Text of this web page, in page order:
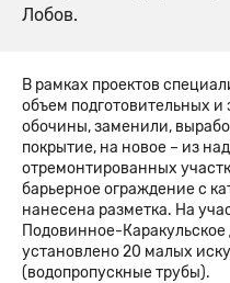
Лобов.
В рамках проектов
объем подготовительных
обочины, заменили,
покрытие, на новое – из
отремонтированных
барьерное ограждение с
нанесена разметка. На
Подовинное-Каракульское
установлено 20 малых
(водопропускные трубы).